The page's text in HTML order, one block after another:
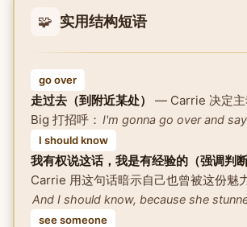
🧩 实用结构短语
go over
走过去（到附近某处）
— Carrie 决定主
Big 打招呼： I'm gonna go over and
I should know
我有权说这话，我是有经验的（强调判断
Carrie 用这句话暗示自己也曾被这份魅
And I should know, because she
see someone